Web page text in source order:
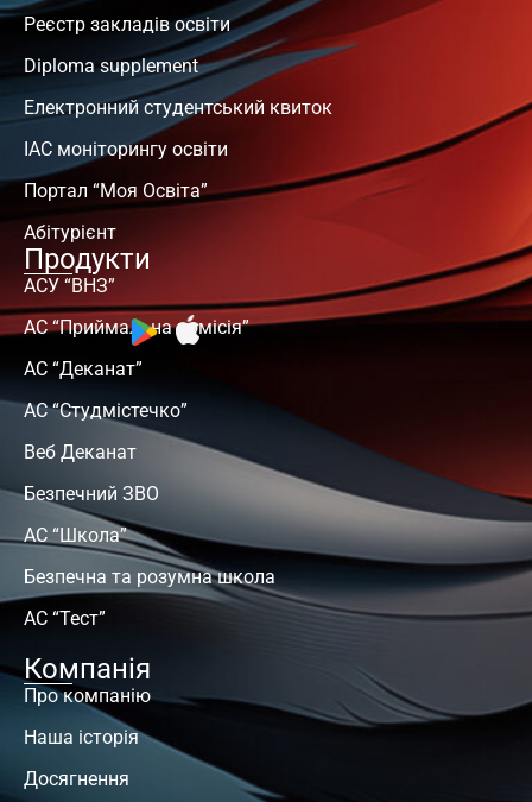
Реєстр закладів освіти
Diploma supplement
Електронний студентський квиток
ІАС моніторингу освіти
Портал “Моя Освіта”
Абітурієнт
Продукти
АСУ “ВНЗ”
АС “Приймальна комісія”
АС “Деканат”
АС “Студмістечко”
Веб Деканат
Безпечний ЗВО
АС “Школа”
Безпечна та розумна школа
АС “Тест”
Компанія
Про компанію
Наша історія
Досягнення